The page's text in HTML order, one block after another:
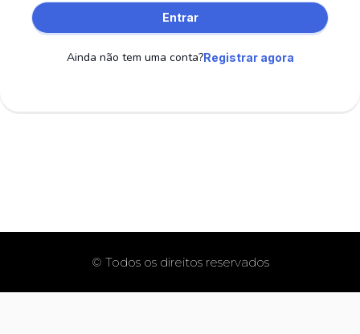
Entrar
Ainda não tem uma conta?Registrar agora
© Todos os direitos reservados